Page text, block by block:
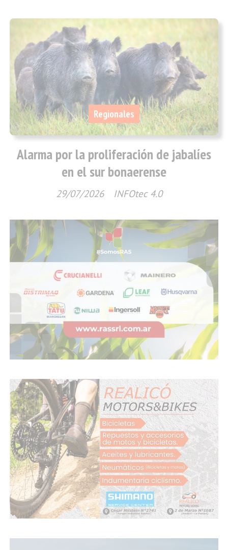
Alarma por la proliferación de jabalíes
en el sur bonaerense
INFOtec 4.0
Regionales
29/07/2026